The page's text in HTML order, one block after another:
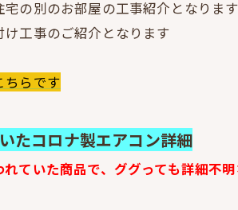
の別のお部屋の工事紹介となります
工事のご紹介となります
ちらです
たコロナ製エアコン詳細
ていた商品で、ググっても詳細不